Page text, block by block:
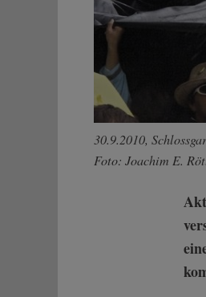
30.9.2010,
Foto: Joachim E.